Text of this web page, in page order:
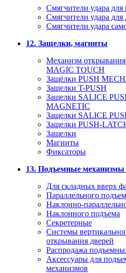
Смягчители удара для
Смягчители удара для
Cмягчители удара
12. Защелки, магниты
Механизм открывания
MAGIC TOUCH
Защёлки PUSH
Защелки T-PUSH
Защелки SALICE
MAGNETIC
Защелки SALICE
Защелки PUSH-
Защелки
Магниты
Фиксаторы
13. Подъемные механизмы
Для складных вверх
Параллельного
Наклонно-
Наклонного подъема
Секретерные
Системы
открывания дверей
Распродажа
Аксессуары для
механизмов